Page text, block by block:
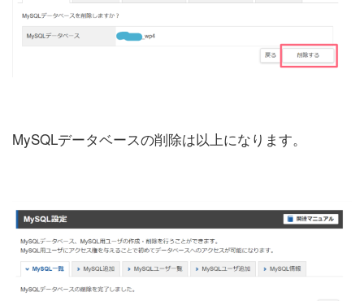
MySQLデータベースの削除は以上になります。